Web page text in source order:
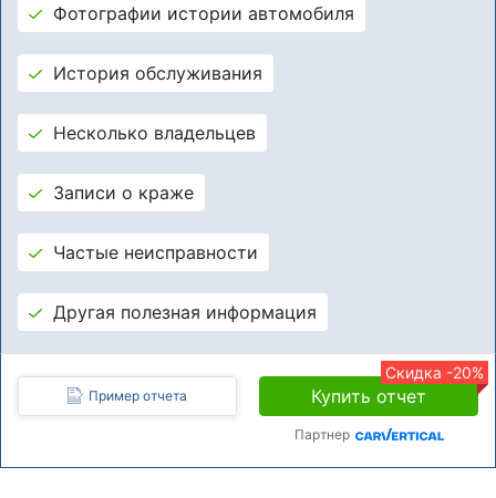
Фотографии истории автомобиля
История обслуживания
Несколько владельцев
Записи о краже
Частые неисправности
Другая полезная информация
Пример отчета
Скидка -20%
Купить отчет
Партнер